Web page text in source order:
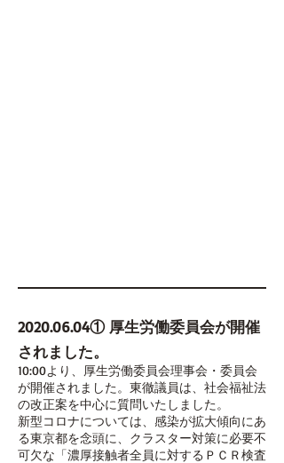
2020.06.04① 厚生労働委員会が開催
されました。
10:00より、厚生労働委員会理事会・委員会
が開催されました。東徹議員は、社会福祉法
の改正案を中心に質問いたしました。
新型コロナについては、感染が拡大傾向にあ
る東京都を念頭に、クラスター対策に必要不
可欠な「濃厚接触者全員に対するＰＣＲ検査